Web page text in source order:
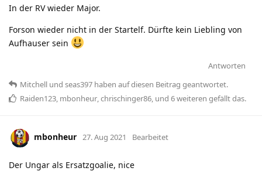
In der RV wieder Major.
Forson wieder nicht in der Startelf. Dürfte kein Liebling von
Aufhauser sein
Antworten
Mitchell und seas397 haben auf diesen Beitrag geantwortet.
Raiden123 mbonheur chrischinger86 , und 6weiteren gefällt das.
mbonheur 27. Aug 2021 Bearbeitet
Der Ungar als Ersatzgoalie, nice